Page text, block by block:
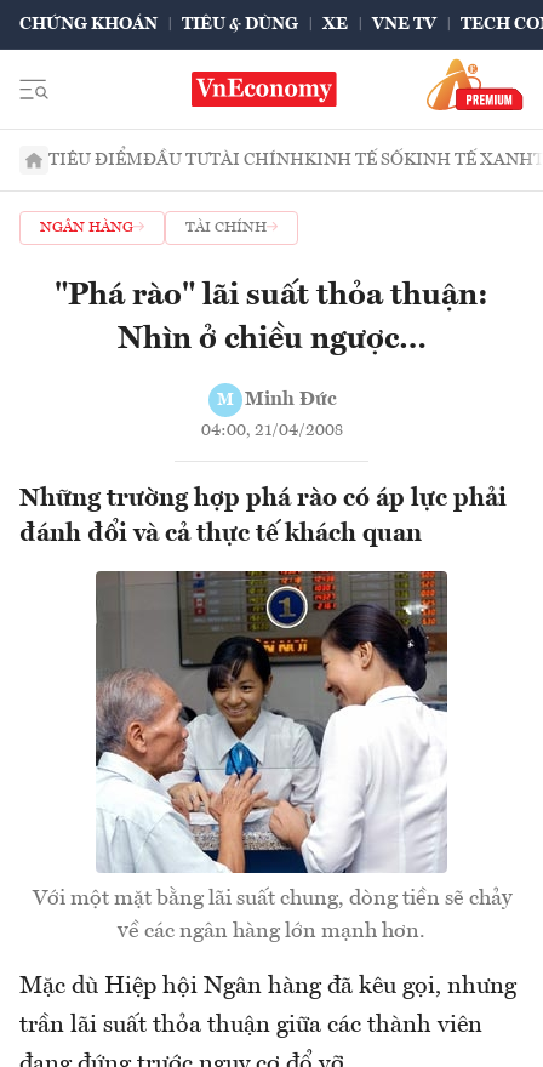
CHỨNG KHOÁN TIÊU & DÙNG XE VNE TV TECH
TIÊU ĐIỂMĐẦU TƯTÀI CHÍNHKINH TẾ SỐKINH TẾ XANH
NGÂN HÀNG TÀI CHÍNH
"Phá rào" lãi suất thỏa thuận:
Nhìn ở chiều ngược…
M Minh Đức
04:00, 21/04/2008
Những trường hợp phá rào có áp lực phải
đánh đổi và cả thực tế khách quan
Với một mặt bằng lãi suất chung, dòng tiền sẽ chảy
về các ngân hàng lớn mạnh hơn.
Mặc dù Hiệp hội Ngân hàng đã kêu gọi, nhưng
trần lãi suất thỏa thuận giữa các thành viên